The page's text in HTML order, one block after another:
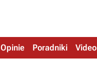
Opinie Poradniki Video